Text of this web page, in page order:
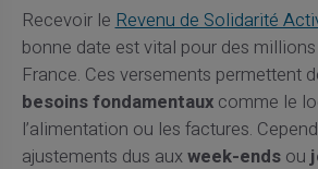
Recevoir leRevenu de Solidarité
bonne date est vital pour des
France. Ces versements permettent
besoins fondamentauxcomme le
l’alimentation ou les factures.
ajustements dus auxweek-endsou